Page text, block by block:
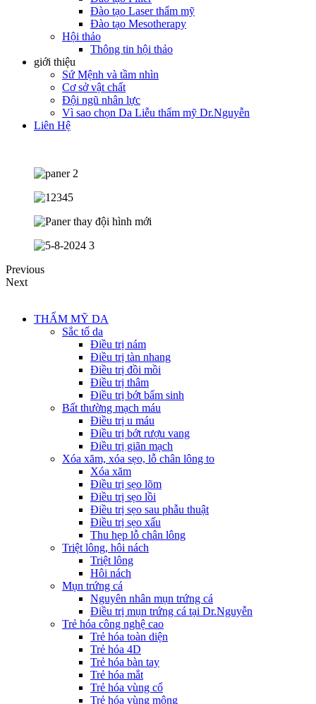
Đào tạo Laser thẩm mỹ
Đào tạo Mesotherapy
Hội thảo
Thông tin hội thảo
giới thiệu
Sứ Mệnh và tầm nhìn
Cơ sở vật chất
Đội ngũ nhân lực
Vì sao chọn Da Liễu thẩm mỹ Dr.Nguyễn
Liên Hệ
Previous
Next
THẨM MỸ DA
Sắc tố da
Điều trị nám
Điều trị tàn nhang
Điều trị đồi mồi
Điều trị thâm
Điều trị bớt bẩm sinh
Bất thường mạch máu
Điều trị u máu
Điều trị bớt rượu vang
Điều trị giãn mạch
Xóa xăm, xóa sẹo, lỗ chân lông to
Xóa xăm
Điều trị sẹo lõm
Điều trị sẹo lồi
Điều trị sẹo sau phẫu thuật
Điều trị sẹo xấu
Thu hẹp lỗ chân lông
Triệt lông, hôi nách
Triệt lông
Hôi nách
Mụn trứng cá
Nguyên nhân mụn trứng cá
Điều trị mụn trứng cá tại Dr.Nguyễn
Trẻ hóa công nghệ cao
Trẻ hóa toàn diện
Trẻ hóa 4D
Trẻ hóa bàn tay
Trẻ hóa mắt
Trẻ hóa vùng cổ
Trẻ hóa vùng mông